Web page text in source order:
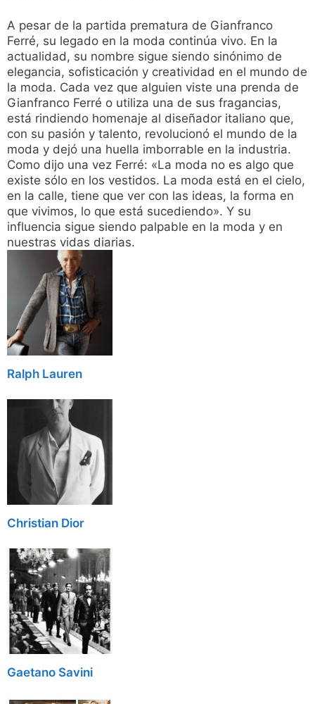
A pesar de la partida prematura de Gianfranco
Ferré, su legado en la moda continúa vivo. En la
actualidad, su nombre sigue siendo sinónimo de
elegancia, sofisticación y creatividad en el mundo de
la moda. Cada vez que alguien viste una prenda de
Gianfranco Ferré o utiliza una de sus fragancias,
está rindiendo homenaje al diseñador italiano que,
con su pasión y talento, revolucionó el mundo de la
moda y dejó una huella imborrable en la industria.
Como dijo una vez Ferré: «La moda no es algo que
existe sólo en los vestidos. La moda está en el cielo,
en la calle, tiene que ver con las ideas, la forma en
que vivimos, lo que está sucediendo». Y su
influencia sigue siendo palpable en la moda y en
nuestras vidas diarias.
Ralph Lauren
Christian Dior
Gaetano Savini